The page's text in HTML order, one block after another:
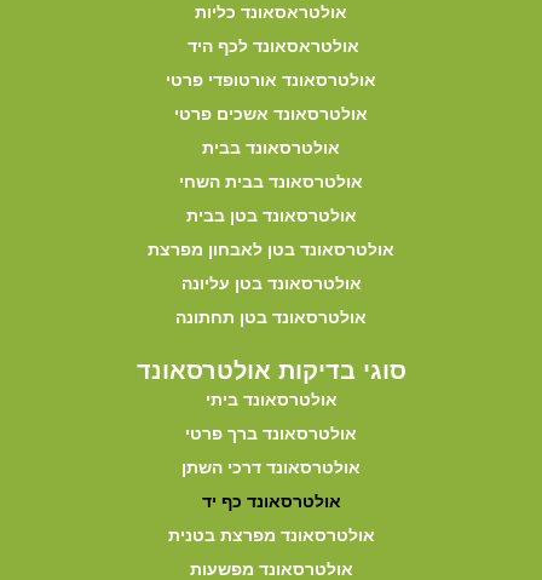
אולטראסאונד כליות
אולטראסאונד לכף היד
אולטרסאונד אורטופדי פרטי
אולטרסאונד אשכים פרטי
אולטרסאונד בבית
אולטרסאונד בבית השחי
אולטרסאונד בטן בבית
אולטרסאונד בטן לאבחון מפרצת
אולטרסאונד בטן עליונה
אולטרסאונד בטן תחתונה
סוגי בדיקות אולטרסאונד
אולטרסאונד ביתי
אולטרסאונד ברך פרטי
אולטרסאונד דרכי השתן
אולטרסאונד כף יד
אולטרסאונד מפרצת בטנית
אולטרסאונד מפשעות